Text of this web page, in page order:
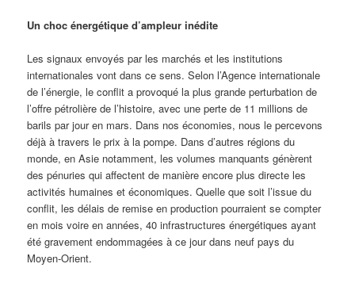
Un choc énergétique d’ampleur inédite
Les signaux envoyés par les marchés et les institutions
internationales vont dans ce sens. Selon l’Agence internationale
de l’énergie, le conflit a provoqué la plus grande perturbation de
l’offre pétrolière de l’histoire, avec une perte de 11 millions de
barils par jour en mars. Dans nos économies, nous le percevons
déjà à travers le prix à la pompe. Dans d’autres régions du
monde, en Asie notamment, les volumes manquants génèrent
des pénuries qui affectent de manière encore plus directe les
activités humaines et économiques. Quelle que soit l’issue du
conflit, les délais de remise en production pourraient se compter
en mois voire en années, 40 infrastructures énergétiques ayant
été gravement endommagées à ce jour dans neuf pays du
Moyen-Orient.